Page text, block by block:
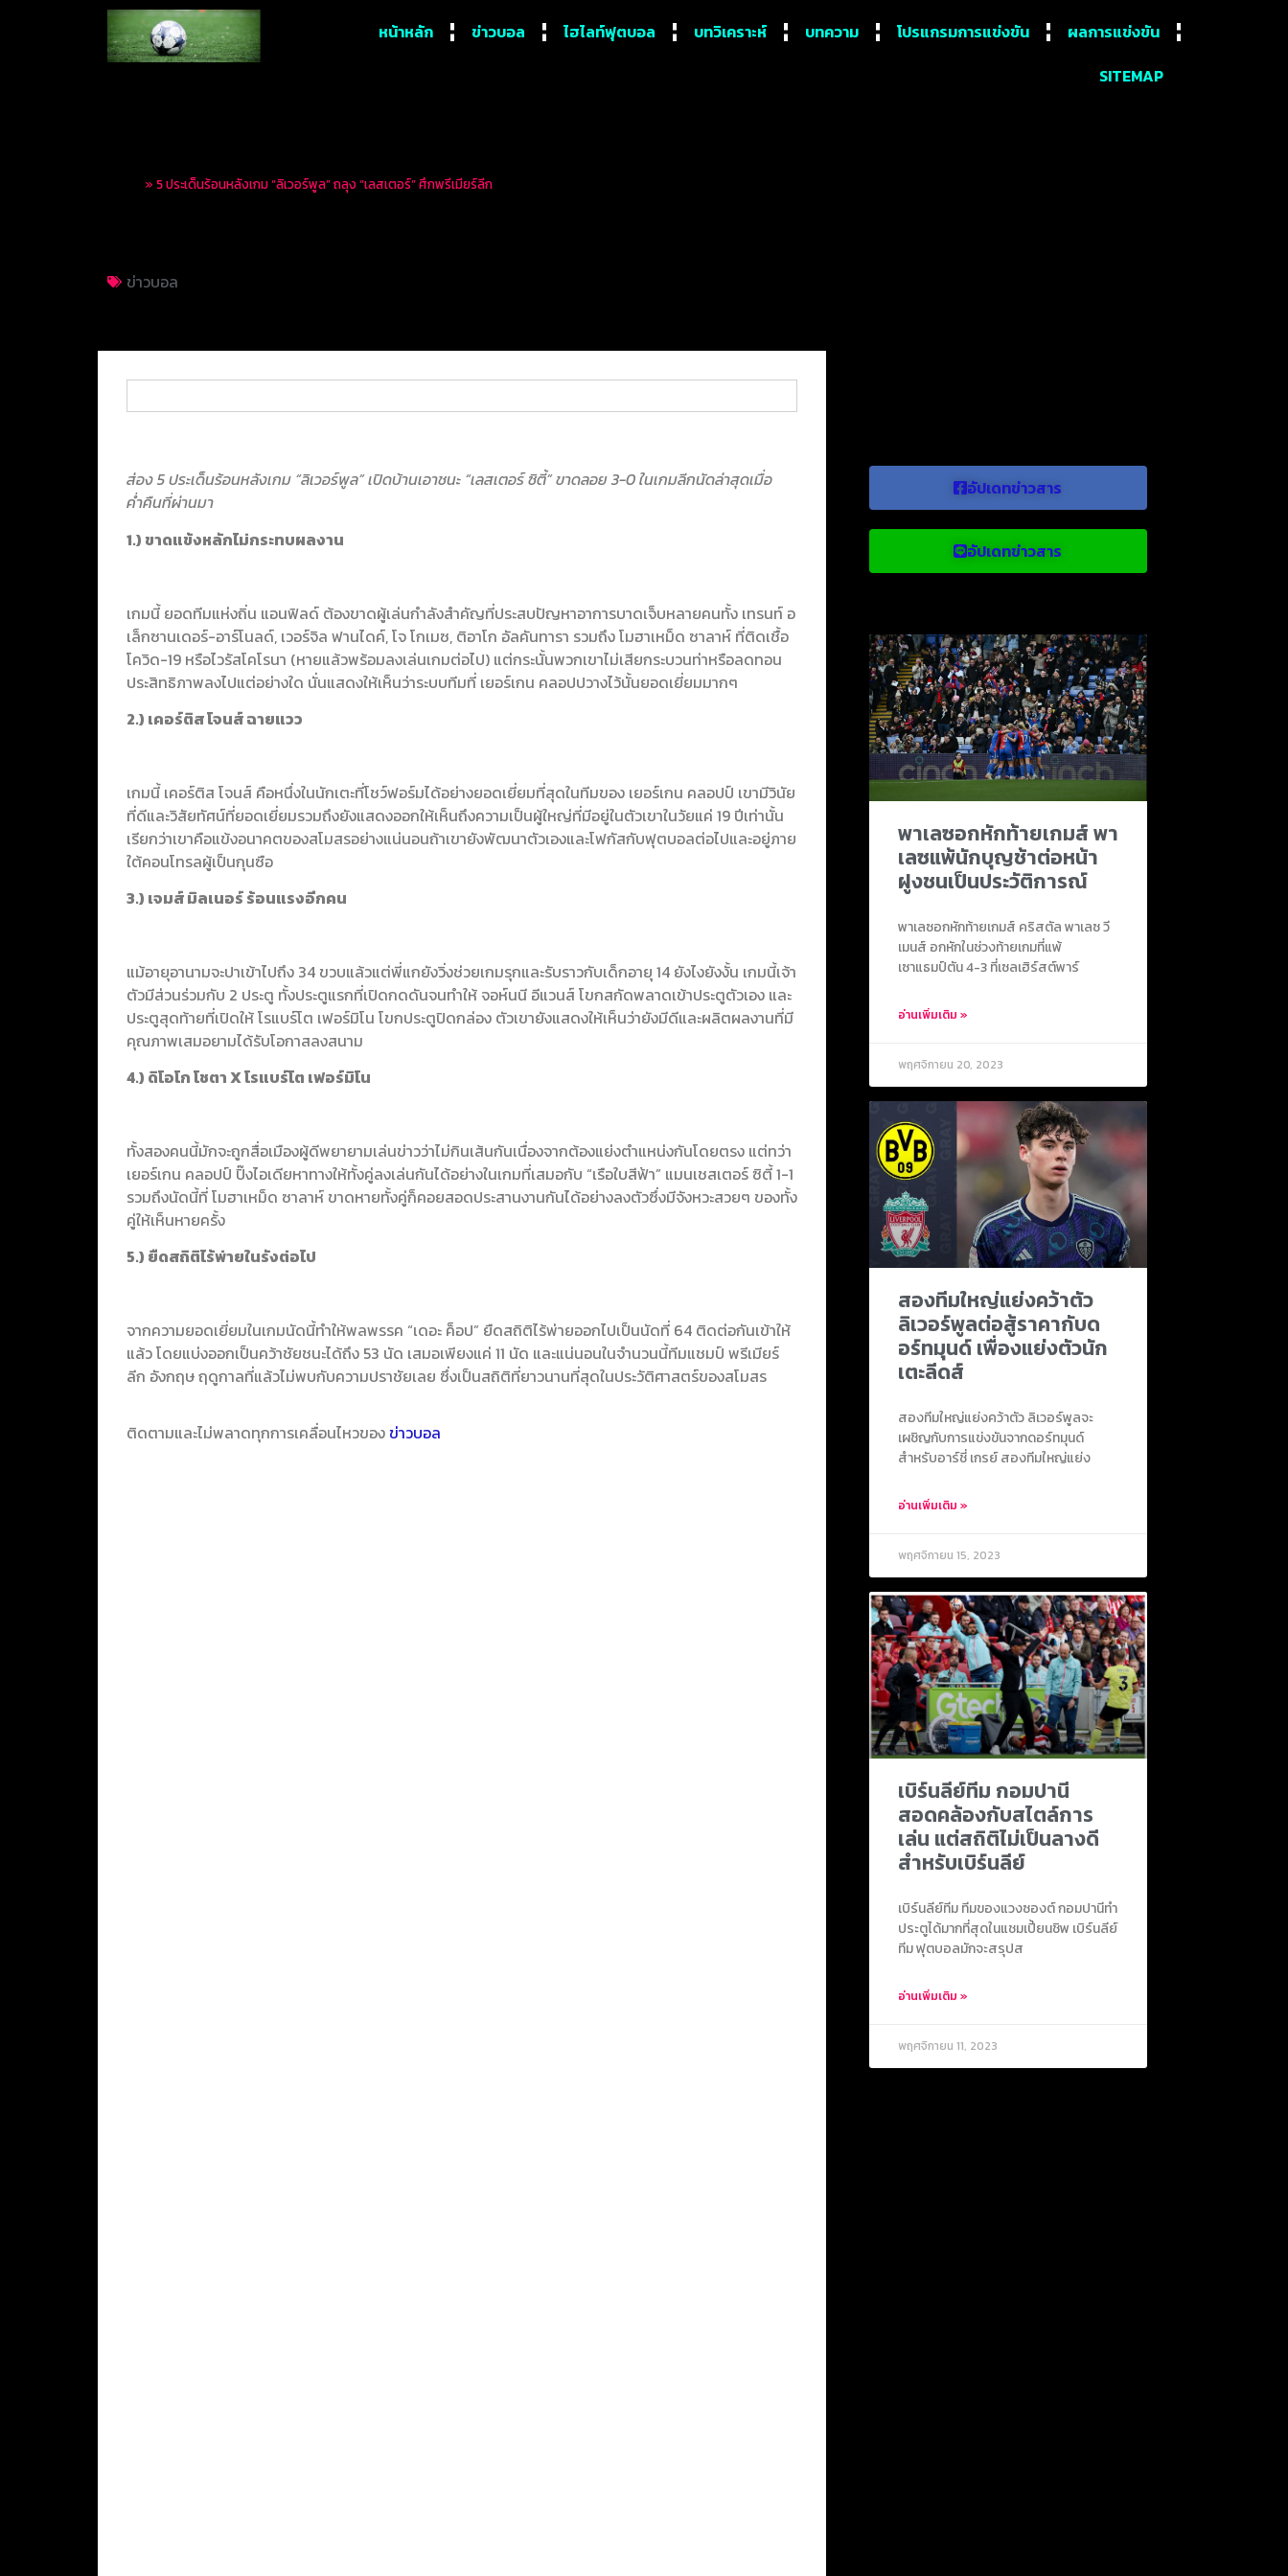
หน้าหลัก ข่าวบอล ไฮไลท์ฟุตบอล บทวิเคราะห์ บทความ โปรแกรมการแข่งขัน
ผลการแข่งขัน
SITEMAP
» 5 ประเด็นร้อนหลังเกม “ลิเวอร์พูล” ถลุง “เลสเตอร์” ศึกพรีเมียร์ลีก
ข่าวบอล
ส่อง 5 ประเด็นร้อนหลังเกม “ลิเวอร์พูล” เปิดบ้านเอาชนะ “เลสเตอร์ ซิตี้” ขาดลอย 3-0 ในเกมลีกนัดล่าสุดเมื่อ
ค่ำคืนที่ผ่านมา
1.) ขาดแข้งหลักไม่กระทบผลงาน
เกมนี้ ยอดทีมแห่งถิ่น แอนฟิลด์ ต้องขาดผู้เล่นกำลังสำคัญที่ประสบปัญหาอาการบาดเจ็บหลายคนทั้ง เทรนท์ อ
เล็กซานเดอร์-อาร์โนลด์, เวอร์จิล ฟานไดค์, โจ โกเมซ, ติอาโก อัลคันทารา รวมถึง โมฮาเหม็ด ซาลาห์ ที่ติดเชื้อ
โควิด-19 หรือไวรัสโคโรนา (หายแล้วพร้อมลงเล่นเกมต่อไป) แต่กระนั้นพวกเขาไม่เสียกระบวนท่าหรือลดทอน
ประสิทธิภาพลงไปแต่อย่างใด นั่นแสดงให้เห็นว่าระบบทีมที่ เยอร์เกน คลอปปวางไว้นั้นยอดเยี่ยมมากๆ
2.) เคอร์ติส โจนส์ ฉายแวว
เกมนี้ เคอร์ติส โจนส์ คือหนึ่งในนักเตะที่โชว์ฟอร์มได้อย่างยอดเยี่ยมที่สุดในทีมของ เยอร์เกน คลอปป์ เขามีวินัย
ที่ดีและวิสัยทัศน์ที่ยอดเยี่ยมรวมถึงยังแสดงออกให้เห็นถึงความเป็นผู้ใหญ่ที่มีอยู่ในตัวเขาในวัยแค่ 19 ปีเท่านั้น
เรียกว่าเขาคือแข้งอนาคตของสโมสรอย่างแน่นอนถ้าเขายังพัฒนาตัวเองและโฟกัสกับฟุตบอลต่อไปและอยู่ภาย
ใต้คอนโทรลผู้เป็นกุนซือ
3.) เจมส์ มิลเนอร์ ร้อนแรงอีกคน
แม้อายุอานามจะปาเข้าไปถึง 34 ขวบแล้วแต่พี่แกยังวิ่งช่วยเกมรุกและรับราวกับเด็กอายุ 14 ยังไงยังงั้น เกมนี้เจ้า
ตัวมีส่วนร่วมกับ 2 ประตู ทั้งประตูแรกที่เปิดกดดันจนทำให้ จอห์นนี อีแวนส์ โขกสกัดพลาดเข้าประตูตัวเอง และ
ประตูสุดท้ายที่เปิดให้ โรแบร์โต เฟอร์มิโน โขกประตูปิดกล่อง ตัวเขายังแสดงให้เห็นว่ายังมีดีและผลิตผลงานที่มี
คุณภาพเสมอยามได้รับโอกาสลงสนาม
4.) ดิโอโก โชตา X โรแบร์โต เฟอร์มิโน
ทั้งสองคนนี้มักจะถูกสื่อเมืองผู้ดีพยายามเล่นข่าวว่าไม่กินเส้นกันเนื่องจากต้องแย่งตำแหน่งกันโดยตรง แต่ทว่า
เยอร์เกน คลอปป์ ปิ๊งไอเดียหาทางให้ทั้งคู่ลงเล่นกันได้อย่างในเกมที่เสมอกับ “เรือใบสีฟ้า” แมนเชสเตอร์ ซิตี้ 1-1
รวมถึงนัดนี้ที่ โมฮาเหม็ด ซาลาห์ ขาดหายทั้งคู่ก็คอยสอดประสานงานกันได้อย่างลงตัวซึ่งมีจังหวะสวยๆ ของทั้ง
คู่ให้เห็นหายครั้ง
5.) ยืดสถิติไร้พ่ายในรังต่อไป
จากความยอดเยี่ยมในเกมนัดนี้ทำให้พลพรรค “เดอะ ค็อป” ยืดสถิติไร้พ่ายออกไปเป็นนัดที่ 64 ติดต่อกันเข้าให้
แล้ว โดยแบ่งออกเป็นคว้าชัยชนะได้ถึง 53 นัด เสมอเพียงแค่ 11 นัด และแน่นอนในจำนวนนี้ทีมแชมป์ พรีเมียร์
ลีก อังกฤษ ฤดูกาลที่แล้วไม่พบกับความปราชัยเลย ซึ่งเป็นสถิติที่ยาวนานที่สุดในประวัติศาสตร์ของสโมสร
ติดตามและไม่พลาดทุกการเคลื่อนไหวของ ข่าวบอล
อัปเดทข่าวสาร
อัปเดทข่าวสาร
พาเลซอกหักท้ายเกมส์ พา
เลซแพ้นักบุญช้าต่อหน้า
ฝูงชนเป็นประวัติการณ์
พาเลซอกหักท้ายเกมส์ คริสตัล พาเลซ วี
เมนส์ อกหักในช่วงท้ายเกมที่แพ้
เซาแธมป์ตัน 4-3 ที่เซลเฮิร์สต์พาร์
อ่านเพิ่มเติม »
พฤศจิกายน 20, 2023
สองทีมใหญ่แย่งคว้าตัว
ลิเวอร์พูลต่อสู้ราคากับด
อร์ทมุนด์ เพื่องแย่งตัวนัก
เตะลีดส์
สองทีมใหญ่แย่งคว้าตัว ลิเวอร์พูลจะ
เผชิญกับการแข่งขันจากดอร์ทมุนด์
สำหรับอาร์ชี่ เกรย์ สองทีมใหญ่แย่ง
อ่านเพิ่มเติม »
พฤศจิกายน 15, 2023
เบิร์นลีย์ทีม กอมปานี
สอดคล้องกับสไตล์การ
เล่น แต่สถิติไม่เป็นลางดี
สำหรับเบิร์นลีย์
เบิร์นลีย์ทีม ทีมของแวงซองต์ กอมปานีทำ
ประตูได้มากที่สุดในแชมเปี้ยนชิพ เบิร์นลีย์
ทีม ฟุตบอลมักจะสรุปส
อ่านเพิ่มเติม »
พฤศจิกายน 11, 2023